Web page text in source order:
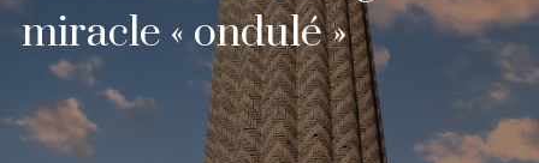
miracle « ondulé »